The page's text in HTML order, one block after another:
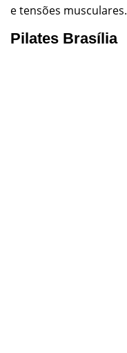
e tensões musculares.
Pilates Brasília